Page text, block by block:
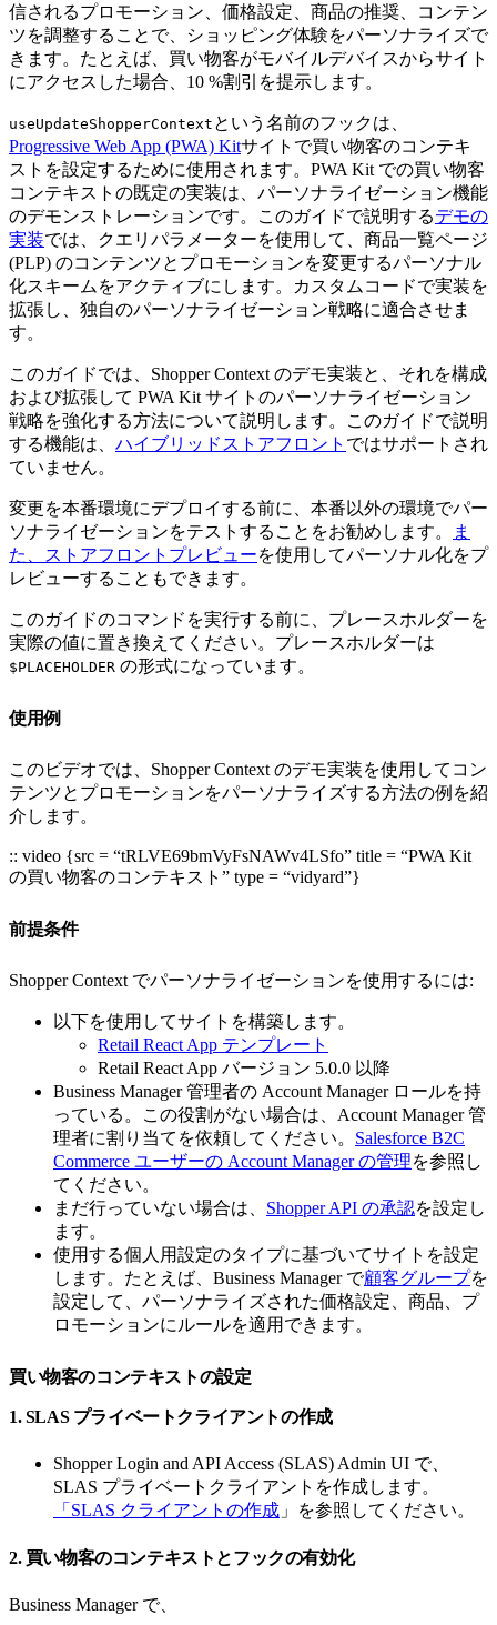
信されるプロモーション、価格設定、商品の推奨、コンテン
ツを調整することで、ショッピング体験をパーソナライズで
きます。たとえば、買い物客がモバイルデバイスからサイト
にアクセスした場合、10 %割引を提示します。
useUpdateShopperContext という名前のフックは、
Progressive Web App (PWA) Kitサイトで買い物客のコンテキ
ストを設定するために使用されます。PWA Kit での買い物客
コンテキストの既定の実装は、パーソナライゼーション機能
のデモンストレーションです。このガイドで説明するデモの
実装では、クエリパラメーターを使用して、商品一覧ページ
(PLP) のコンテンツとプロモーションを変更するパーソナル
化スキームをアクティブにします。カスタムコードで実装を
拡張し、独自のパーソナライゼーション戦略に適合させま
す。
このガイドでは、Shopper Context のデモ実装と、それを構成
および拡張して PWA Kit サイトのパーソナライゼーション
戦略を強化する方法について説明します。このガイドで説明
する機能は、 ハイブリッドストアフロント ではサポートされ
ていません。
変更を本番環境にデプロイする前に、本番以外の環境でパー
ソナライゼーションをテストすることをお勧めします。
ま
た、ストアフロントプレビューを使用してパーソナル化をプ
レビューすることもできます。
このガイドのコマンドを実行する前に、プレースホルダーを
実際の値に置き換えてください。プレースホルダーは
$PLACEHOLDER の形式になっています。
使用例
このビデオでは、Shopper Context のデモ実装を使用してコン
テンツとプロモーションをパーソナライズする方法の例を紹
介します。
:: video {src = “tRLVE69bmVyFsNAWv4LSfo” title = “PWA Kit
の買い物客のコンテキスト” type = “vidyard”}
前提条件
Shopper Context でパーソナライゼーションを使用するには:
以下を使用してサイトを構築します。
Retail React App テンプレート
Retail React App バージョン 5.0.0 以降
Business Manager 管理者の Account Manager ロールを持
っている。この役割がない場合は、Account Manager 管
理者に割り当てを依頼してください。 Salesforce B2C
Commerce ユーザーの Account Manager の管理を参照し
てください。
まだ行っていない場合は、 Shopper API の承認を設定し
ます。
使用する個人用設定のタイプに基づいてサイトを設定
します。たとえば、Business Manager で顧客グループを
設定して、パーソナライズされた価格設定、商品、プ
ロモーションにルールを適用できます。
買い物客のコンテキストの設定
1. SLAS プライベートクライアントの作成
Shopper Login and API Access (SLAS) Admin UI で、
SLAS プライベートクライアントを作成します。
「SLAS クライアントの作成 」を参照してください。
2. 買い物客のコンテキストとフックの有効化
Business Manager で、